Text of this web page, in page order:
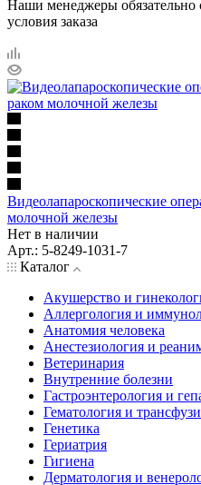
Наши менеджеры обязательно
условия заказа
Видеолапароскопические
молочной железы
Нет в наличии
Арт.: 5-8249-1031-7
Каталог
Акушерство и
Аллергология и
Анатомия человека
Анестезиология и
Ветеринария
Внутренние болезни
Гастроэнтерология и
Гематология и
Генетика
Гериатрия
Гигиена
Дерматология и